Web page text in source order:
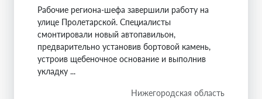
Рабочие региона-шефа завершили работу на
улице Пролетарской. Специалисты
смонтировали новый автопавильон,
предварительно установив бортовой камень,
устроив щебеночное основание и выполнив
укладку ...
Нижегородская область